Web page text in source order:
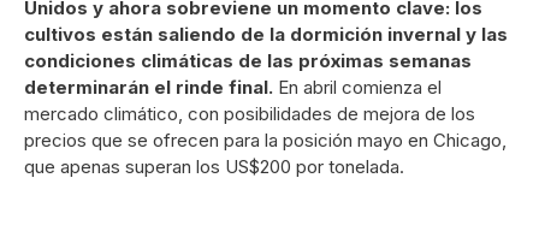
Unidos y ahora sobreviene un momento clave: los
cultivos están saliendo de la dormición invernal y las
condiciones climáticas de las próximas semanas
determinarán el rinde final. En abril comienza el
mercado climático, con posibilidades de mejora de los
precios que se ofrecen para la posición mayo en Chicago,
que apenas superan los US$200 por tonelada.